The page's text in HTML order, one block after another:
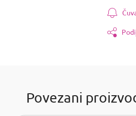
Povezani